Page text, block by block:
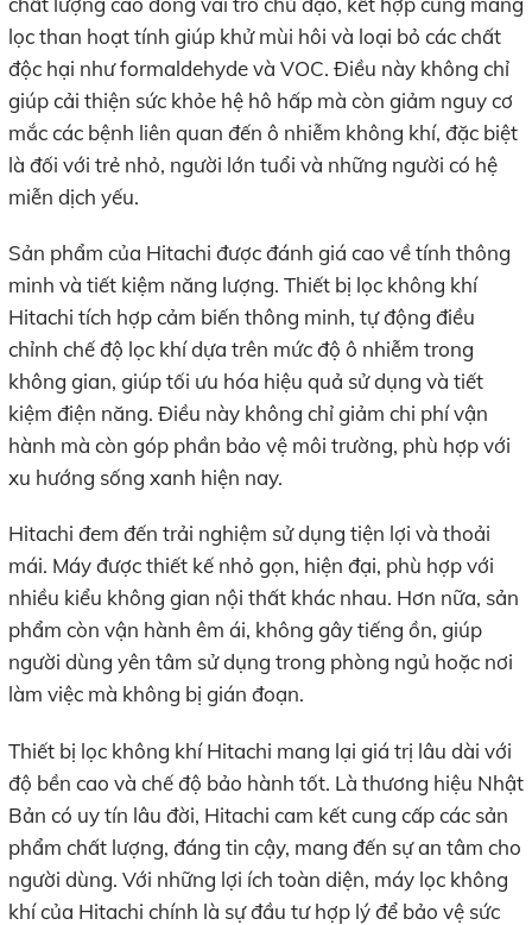
lọc than hoạt tính giúp khử mùi hôi và loại bỏ các chất
độc hại như formaldehyde và VOC. Điều này không chỉ
giúp cải thiện sức khỏe hệ hô hấp mà còn giảm nguy cơ
mắc các bệnh liên quan đến ô nhiễm không khí, đặc biệt
là đối với trẻ nhỏ, người lớn tuổi và những người có hệ
miễn dịch yếu.
Sản phẩm của Hitachi được đánh giá cao về tính thông
minh và tiết kiệm năng lượng. Thiết bị lọc không khí
Hitachi tích hợp cảm biến thông minh, tự động điều
chỉnh chế độ lọc khí dựa trên mức độ ô nhiễm trong
không gian, giúp tối ưu hóa hiệu quả sử dụng và tiết
kiệm điện năng. Điều này không chỉ giảm chi phí vận
hành mà còn góp phần bảo vệ môi trường, phù hợp với
xu hướng sống xanh hiện nay.
Hitachi đem đến trải nghiệm sử dụng tiện lợi và thoải
mái. Máy được thiết kế nhỏ gọn, hiện đại, phù hợp với
nhiều kiểu không gian nội thất khác nhau. Hơn nữa, sản
phẩm còn vận hành êm ái, không gây tiếng ồn, giúp
người dùng yên tâm sử dụng trong phòng ngủ hoặc nơi
làm việc mà không bị gián đoạn.
Thiết bị lọc không khí Hitachi mang lại giá trị lâu dài với
độ bền cao và chế độ bảo hành tốt. Là thương hiệu Nhật
Bản có uy tín lâu đời, Hitachi cam kết cung cấp các sản
phẩm chất lượng, đáng tin cậy, mang đến sự an tâm cho
người dùng. Với những lợi ích toàn diện, máy lọc không
khí của Hitachi chính là sự đầu tư hợp lý để bảo vệ sức